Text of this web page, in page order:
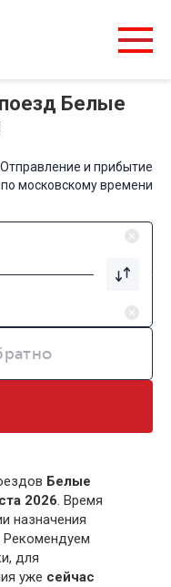
Белые
Отправление и прибытие
по московскому времени
Белые
2026. Время
назначения
Рекомендуем
для
уже сейчас